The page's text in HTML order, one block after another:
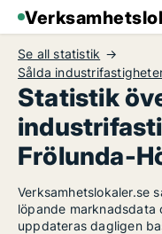
Se all statistik
Sålda
Statistik
Frölunda-
Verksamhetslokaler.se
löpande marknadsdata
uppdateras dagligen